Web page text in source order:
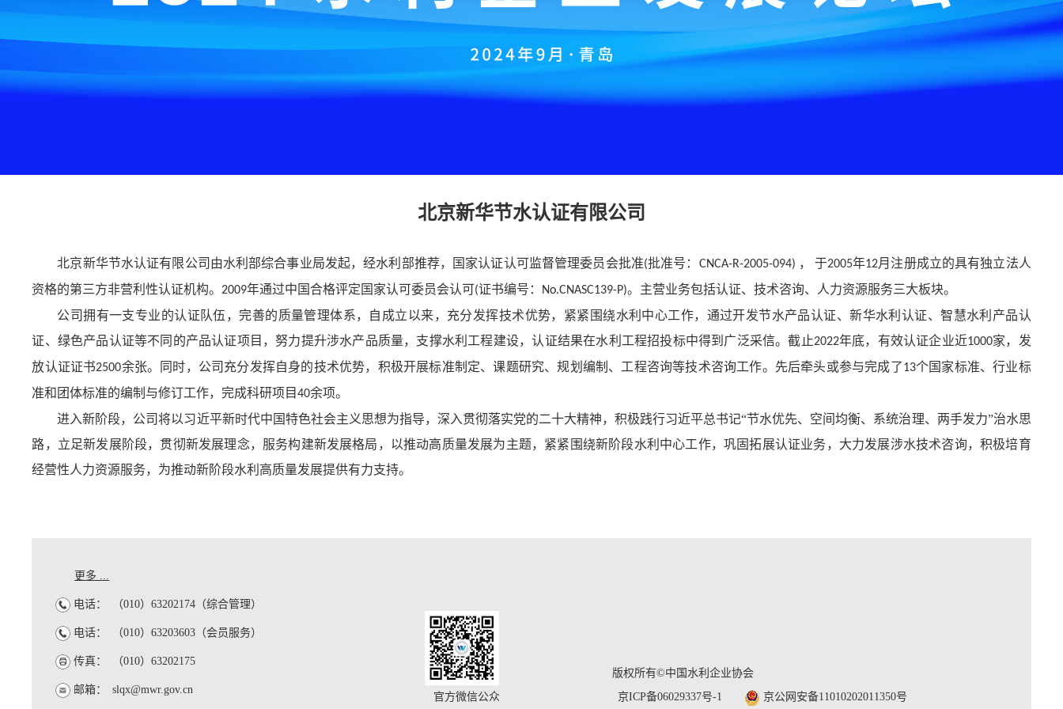
北京新华节水认证有限公司
北京新华节水认证有限公司由水利部综合事业局发起，经水利部推荐，国家认证认可监督管理委员会批准(批准号： CNCA-R-2005-094) ， 于2005年12月注册成立的具有独立法人
资格的第三方非营利性认证机构。 2009年通过中国合格评定国家认可委员会认可(证书编号： No.CNASC139-P)。主营业务包括认证、技术咨询、人力资源服务三大板块。
公司拥有一支专业的认证队伍，完善的质量管理体系，自成立以来，充分发挥技术优势，紧紧围绕水利中心工作，通过开发节水产品认证、新华水利认证、智慧水利产品认
证、绿色产品认证等不同的产品认证项目，努力提升涉水产品质量，支撑水利工程建设，认证结果在水利工程招投标中得到广泛采信。截止2022年底，有效认证企业近1000家，发
放认证证书2500余张。同时，公司充分发挥自身的技术优势，积极开展标准制定、课题研究、规划编制、工程咨询等技术咨询工作。先后牵头或参与完成了13个国家标准、行业标
准和团体标准的编制与修订工作，完成科研项目40余项。
进入新阶段，公司将以习近平新时代中国特色社会主义思想为指导，深入贯彻落实党的二十大精神，积极践行习近平总书记“节水优先、空间均衡、系统治理、两手发力”治水思
路，立足新发展阶段，贯彻新发展理念，服务构建新发展格局，以推动高质量发展为主题，紧紧围绕新阶段水利中心工作，巩固拓展认证业务，大力发展涉水技术咨询，积极培育
经营性人力资源服务，为推动新阶段水利高质量发展提供有力支持。
更多 ...
电话： （010）63202174（综合管理）
电话： （010）63203603（会员服务）
传真： （010）63202175
邮箱： slqx@mwr.gov.cn
官方微信公众
版权所有©中国水利企业协会
京ICP备06029337号-1
京公网安备11010202011350号